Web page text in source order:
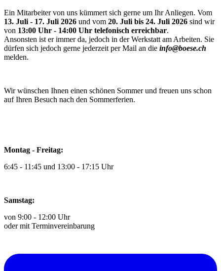
Ein Mitarbeiter von uns kümmert sich gerne um Ihr Anliegen. Vom
13. Juli - 17. Juli 2026 und vom 20. Juli bis 24. Juli 2026 sind wir
von 13:00 Uhr - 14:00 Uhr telefonisch erreichbar.
Ansonsten ist er immer da, jedoch in der Werkstatt am Arbeiten. Sie
dürfen sich jedoch gerne jederzeit per Mail an die info@boese.ch
melden.
Wir wünschen Ihnen einen schönen Sommer und freuen uns schon
auf Ihren Besuch nach den Sommerferien.
Montag - Freitag:
6:45 - 11:45 und 13:00 - 17:15 Uhr
Samstag:
von 9:00 - 12:00 Uhr
oder mit Terminvereinbarung